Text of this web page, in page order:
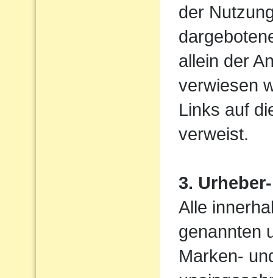
der
allein der
verwiesen
Links auf
verweist.
3.
Alle
genannten
Marken-